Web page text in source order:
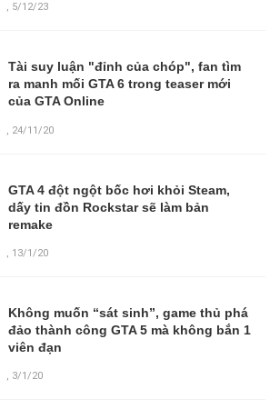
, 5/12/23
Tài suy luận "đỉnh của chóp", fan tìm
ra manh mối GTA 6 trong teaser mới
của GTA Online
24/11/20
GTA 4 đột ngột bốc hơi khỏi Steam,
dấy tin đồn Rockstar sẽ làm bản
remake
, 13/1/20
Không muốn “sát sinh”, game thủ phá
đảo thành công GTA 5 mà không bắn 1
viên đạn
, 3/1/20